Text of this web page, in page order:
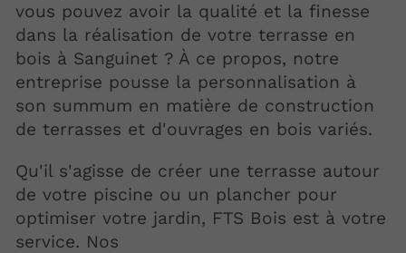
vous pouvez avoir la qualité et la finesse
dans la réalisation de votre terrasse en
bois à Sanguinet ? À ce propos, notre
entreprise pousse la personnalisation à
son summum en matière de construction
de terrasses et d'ouvrages en bois variés.
Qu'il s'agisse de créer une terrasse autour
de votre piscine ou un plancher pour
optimiser votre jardin, FTS Bois est à votre
service. Nos